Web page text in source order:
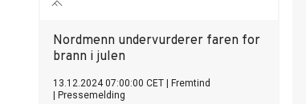
Nordmenn undervurderer faren for
brann i julen
13.12.2024 07:00:00 CET
Fremtind
Pressemelding